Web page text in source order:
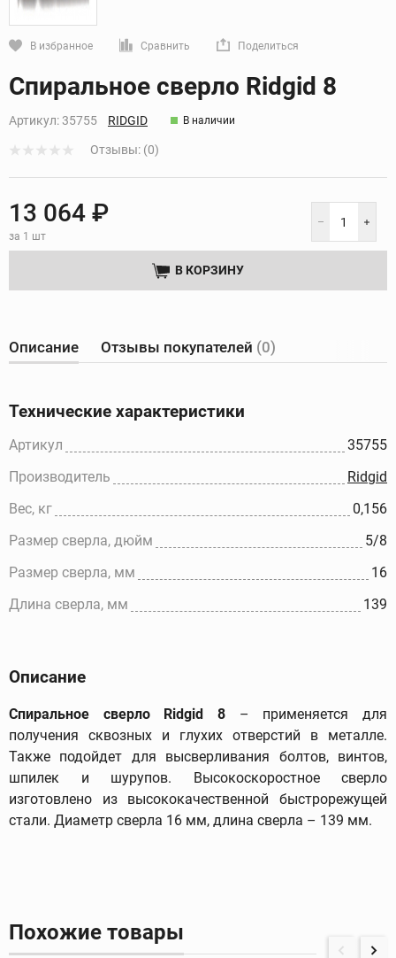
В избранное Сравнить Поделиться
Кликните, чтобы скопировать прямую ссылку
Спиральное сверло Ridgid 8
Артикул:35755 RIDGID В наличии
Отзывы: (0)
13 064 ₽
за 1 шт
В КОРЗИНУ
Описание Отзывы покупателей (0)
Технические характеристики
Артикул
35755
Производитель
Ridgid
Вес, кг
0,156
Размер сверла, дюйм
5/8
Размер сверла, мм
16
Длина сверла, мм
139
Описание
Спиральное сверло Ridgid 8 – применяется для
получения сквозных и глухих отверстий в металле.
Также подойдет для высверливания болтов, винтов,
шпилек и шурупов. Высокоскоростное сверло
изготовлено из высококачественной быстрорежущей
стали. Диаметр сверла 16 мм, длина сверла – 139 мм.
Похожие товары